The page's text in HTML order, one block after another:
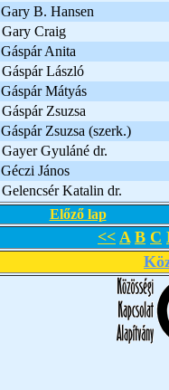
Gary B. Hansen
Gary Craig
Gáspár Anita
Gáspár László
Gáspár Mátyás
Gáspár Zsuzsa
Gáspár Zsuzsa (szerk.)
Gayer Gyuláné dr.
Géczi János
Gelencsér Katalin dr.
Előző lap
<< A B C